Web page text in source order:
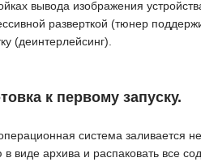
вывода изображения
разверткой (тюнер
(деинтерлейсинг).
к первому запуску.
система заливается
в виде архива и распаковать все